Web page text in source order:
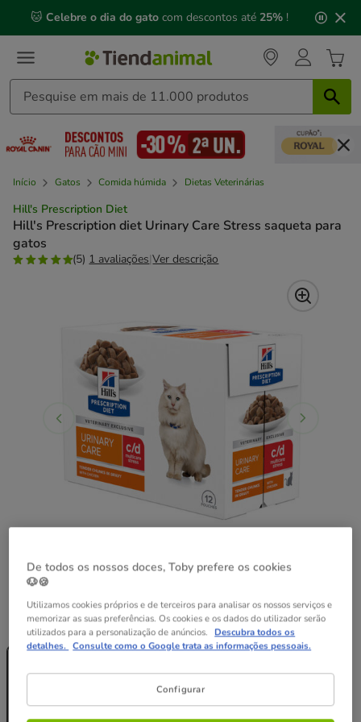
mensagem,
🐱 Celebre o dia do gato com descontos até 25% !
Início Gatos Comida húmida Dietas Veterinárias
Hill's Prescription Diet
Hill's Prescription diet Urinary Care Stress saqueta para
gatos
(5) 1 avaliações|Ver descrição
Peso:12 saquetas x 85 g
85 g
Sem Stock
23.59€
(23.13€ / kg)
85 g
Sem Stock
43.88€
(21.51€ / kg)
85 g
Sem Stock
85.87€
(21.05€ / kg)
De todos os nossos doces, Toby prefere os cookies
🐶🍪
Utilizamos cookies próprios e de terceiros para analisar os nossos serviços e
memorizar as suas preferências. Os cookies e os dados do utilizador serão
utilizados para a personalização de anúncios. Descubra todos os
detalhes. Consulte como o Google trata as informações pessoais.
Configurar